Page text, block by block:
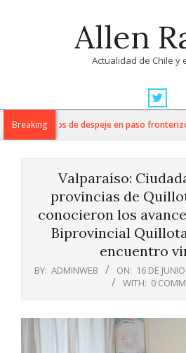
Allen
Actualidad de Chile y
Navigation
MenuBreaking
trabajos de despeje en paso fronterizo
Valparaíso:
provincias de
conocieron los
Biprovincial
encuentro
BY: ADMINWEB ON: 16 DE
WITH: 0